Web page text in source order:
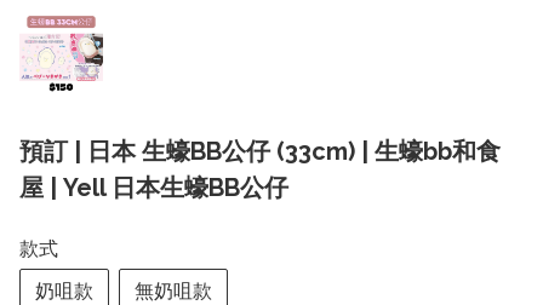
預訂 | 日本 生蠔BB公仔 (33cm) | 生蠔bb和食
屋 | Yell 日本生蠔BB公仔
款式
奶咀款
無奶咀款